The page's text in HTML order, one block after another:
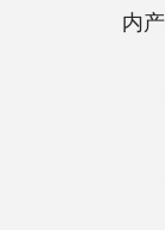
内
“
他